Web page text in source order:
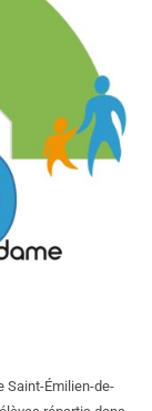
Saint-Émilien-de-